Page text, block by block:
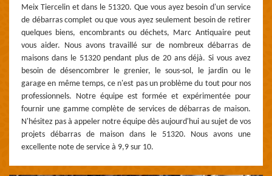
Meix Tiercelin et dans le 51320. Que vous ayez besoin d'un service
de débarras complet ou que vous ayez seulement besoin de retirer
quelques biens, encombrants ou déchets, Marc Antiquaire peut
vous aider. Nous avons travaillé sur de nombreux débarras de
maisons dans le 51320 pendant plus de 20 ans déjà. Si vous avez
besoin de désencombrer le grenier, le sous-sol, le jardin ou le
garage en même temps, ce n'est pas un problème du tout pour nos
professionnels. Notre équipe est formée et expérimentée pour
fournir une gamme complète de services de débarras de maison.
N'hésitez pas à appeler notre équipe dès aujourd'hui au sujet de vos
projets débarras de maison dans le 51320. Nous avons une
excellente note de service à 9,9 sur 10.